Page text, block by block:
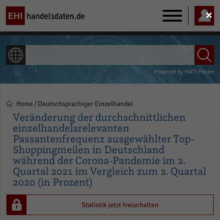
Main
navigation
Powered by FACT-Finder
Pfadnavigation
Home Deutschsprachiger Einzelhandel
Veränderung der durchschnittlichen
einzelhandelsrelevanten
Passantenfrequenz ausgewählter Top-
Shoppingmeilen in Deutschland
während der Corona-Pandemie im 2.
Quartal 2021 im Vergleich zum 2. Quartal
2020 (in Prozent)
Statistik jetzt freischalten